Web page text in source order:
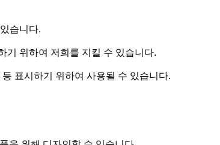
습니다.
기 위하여 저희를 지킬 수 있습니다.
표시하기 위하여 사용될 수 있습니다.